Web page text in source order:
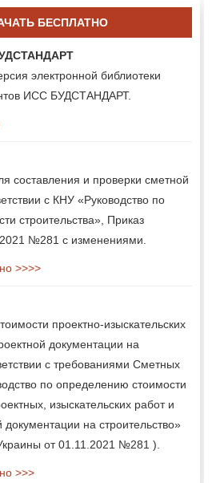
БЕСПЛАТНО
электронной библиотеки
ИСС БУДСТАНДАРТ.
составления и проверки сметной
с КНУ «Руководство по
строительства», Приказ
№281 с изменениями.
>>>>
проектно-изыскательских
документации на
с требованиями Сметных
по определению стоимости
изыскательских работ и
документации на строительство»
от 01.11.2021 №281 ).
>>>